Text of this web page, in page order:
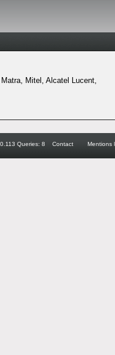
Mitel, Alcatel Lucent,
Queries: 8 Contact Mentions